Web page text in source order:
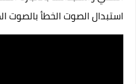
استبدال الصوت الخطأ بالصوت